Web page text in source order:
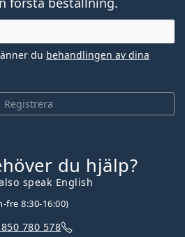
Registrera
du behandlingen av dina
du hjälp?
speak English
fre 8:30-16:00)
780 578